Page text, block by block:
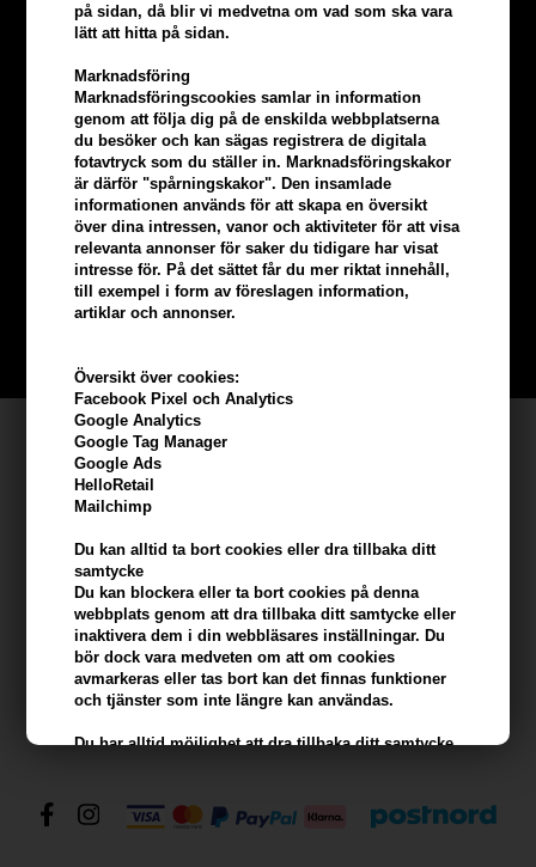
på sidan, då blir vi medvetna om vad som ska vara
lätt att hitta på sidan.
Marknadsföring
Marknadsföringscookies samlar in information
genom att följa dig på de enskilda webbplatserna
du besöker och kan sägas registrera de digitala
fotavtryck som du ställer in. Marknadsföringskakor
är därför "spårningskakor". Den insamlade
informationen används för att skapa en översikt
över dina intressen, vanor och aktiviteter för att visa
relevanta annonser för saker du tidigare har visat
intresse för. På det sättet får du mer riktat innehåll,
till exempel i form av föreslagen information,
artiklar och annonser.
Översikt över cookies:
Facebook Pixel och Analytics
Google Analytics
Google Tag Manager
Google Ads
HelloRetail
Mailchimp
Du kan alltid ta bort cookies eller dra tillbaka ditt
samtycke
Du kan blockera eller ta bort cookies på denna
webbplats genom att dra tillbaka ditt samtycke eller
inaktivera dem i din webbläsares inställningar. Du
bör dock vara medveten om att om cookies
avmarkeras eller tas bort kan det finnas funktioner
och tjänster som inte längre kan användas.
Du har alltid möjlighet att dra tillbaka ditt samtycke
Du har också alltid möjlighet att blockera eller ta
bort cookies i din webbläsare (om du vill ta bort
Tjäna5% bonuspå hela din
beställning
Bli en del av vår kundklubb gratis och få rabatter när du handlar
Kundservice
Hair247
Frisenborgvej 6A
DK-7800 Skive
info@hair247.se
Kom ihåg att vi har
Billig frakt
100% nöjdhet - 356 dagars returpolicy